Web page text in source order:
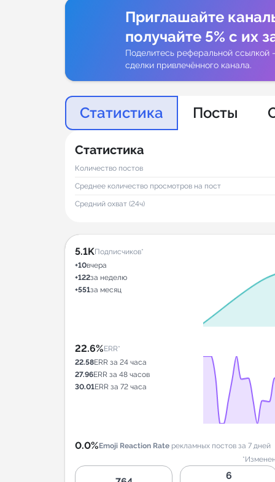
Приглашайте
получайте 5% с их
Поделитесь реферальной ссылкой
сделки привлечённого канала.
Статистика Посты
Статистика
Количество постов
Среднее количество просмотров на пост
Средний охват (24ч)
5.1KПодписчиков*
+10вчера
+122за неделю
+551за месяц
22.6%ERR*
22.58ERR за 24 часа
27.96ERR за 48 часов
30.01ERR за 72 часа
0.0%Emoji Reaction Rate рекламных постов за 7 дней
6